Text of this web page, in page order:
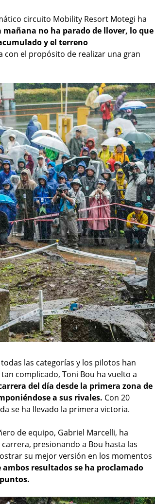
circuito Mobility Resort Motegi ha
mañana no ha parado de llover, lo que
y el terreno
con el propósito de realizar una gran
las categorías y los pilotos han
complicado, Toni Bou ha vuelto a
del día desde la primera zona de
a sus rivales. Con 20
se ha llevado la primera victoria.
de equipo, Gabriel Marcelli, ha
presionando a Bou hasta las
su mejor versión en los momentos
ambos resultados se ha proclamado